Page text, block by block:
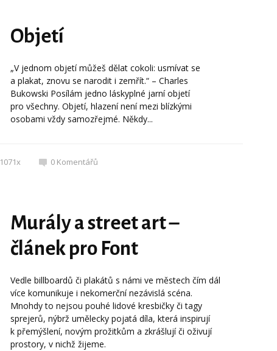
Objetí
„V jednom objetí můžeš dělat cokoli: usmívat se
a plakat, znovu se narodit i zemřít.“ – Charles
Bukowski Posílám jedno láskyplné jarní objetí
pro všechny. Objetí, hlazení není mezi blízkými
osobami vždy samozřejmé. Někdy...
1071x 0 Komentářů
Murály a street art –
článek pro Font
Vedle billboardů či plakátů s námi ve městech čím dál
více komunikuje i nekomerční nezávislá scéna.
Mnohdy to nejsou pouhé lidové kresbičky či tagy
sprejerů, nýbrž umělecky pojatá díla, která inspirují
k přemýšlení, novým prožitkům a zkrášlují či oživují
prostory, v nichž žijeme.